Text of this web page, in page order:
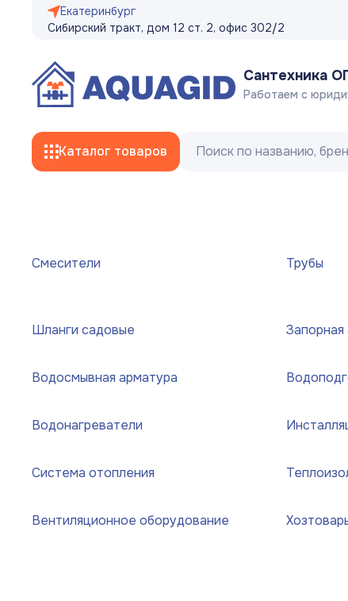
Екатеринбург
Сибирский тракт, дом 12 ст. 2, офис 302/2
Сантехника
Работаем с
Каталог товаров
Трубы
Гибкая подводка, сливные/заливные
Шланги садовые
Водосмывная арматура
Смесители Трубы
Шланги садовые Запорная
Водосмывная арматура
Водонагреватели
Система отопления
Вентиляционное оборудование